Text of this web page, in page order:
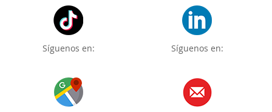
Síguenos en: Síguenos en: